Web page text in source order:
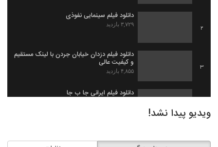
2
دانلود فیلم سینمایی نفوذی
۳,۷۲۹ بازدید
3
دانلود فیلم دزدان خیابان جردن با لینک مستقیم
و کیفیت عالی
۴,۸۵۵ بازدید
دانلود فیلم ایرانی جا ب جا
جرموز
ویدیو پیدا نشد!